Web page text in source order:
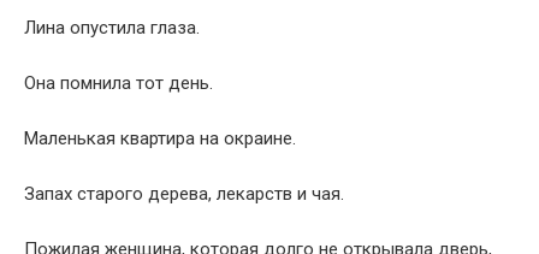
Лина опустила глаза.
Она помнила тот день.
Маленькая квартира на окраине.
Запах старого дерева, лекарств и чая.
Пожилая женщина, которая долго не открывала дверь,